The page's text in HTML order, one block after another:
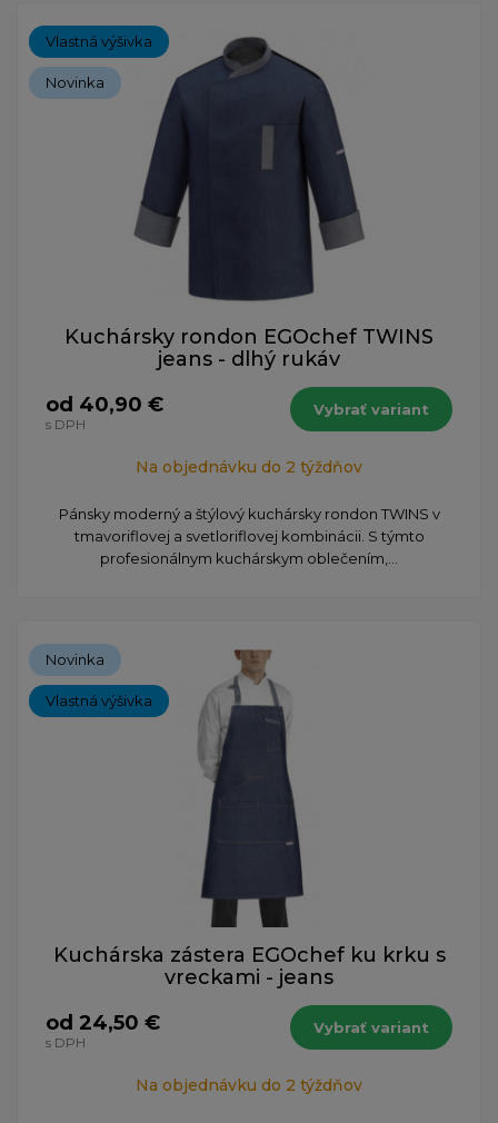
Vlastná výšivka
Novinka
Kuchársky rondon EGOchef TWINS
jeans - dlhý rukáv
od 40,90 €
s DPH
Vybrať variant
Na objednávku do 2 týždňov
Pánsky moderný a štýlový kuchársky rondon TWINS v
tmavoriflovej a svetloriflovej kombinácii. S týmto
profesionálnym kuchárskym oblečením,...
Novinka
Vlastná výšivka
Kuchárska zástera EGOchef ku krku s
vreckami - jeans
od 24,50 €
s DPH
Vybrať variant
Na objednávku do 2 týždňov